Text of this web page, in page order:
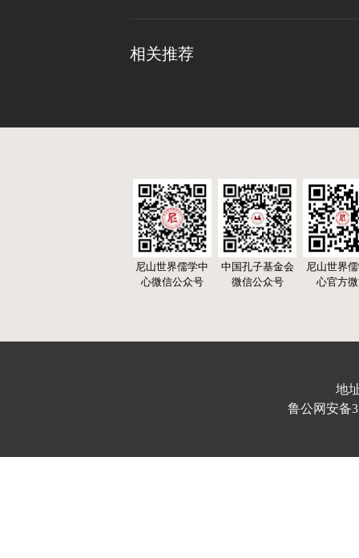
相关推荐
尼山世界儒学中
心微信公众号
中国孔子基金会
微信公众号
尼山世界
心官方
地
鲁公网安备